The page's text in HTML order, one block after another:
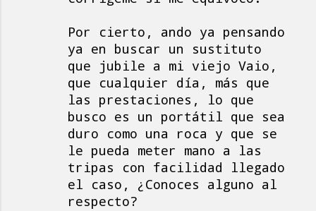
Por cierto, ando ya pensando
ya en buscar un sustituto
que jubile a mi viejo Vaio,
que cualquier día, más que
las prestaciones, lo que
busco es un portátil que sea
duro como una roca y que se
le pueda meter mano a las
tripas con facilidad llegado
el caso, ¿Conoces alguno al
respecto?